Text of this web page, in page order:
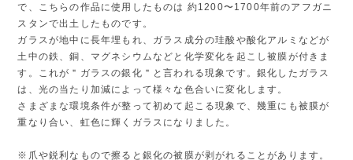
で、こちらの作品に使用したものは 約1200〜1700年前のアフガニ
スタンで出土したものです。
ガラスが地中に長年埋もれ、ガラス成分の珪酸や酸化アルミなどが
土中の鉄、銅、マグネシウムなどと化学変化を起こし被膜が付きま
す。これが＂ガラスの銀化＂と言われる現象です。銀化したガラス
は、光の当たり加減によって様々な色合いに変化します。
さまざまな環境条件が整って初めて起こる現象で、幾重にも被膜が
重なり合い、虹色に輝くガラスになりました。
※爪や鋭利なもので擦ると銀化の被膜が剥がれることがあります。